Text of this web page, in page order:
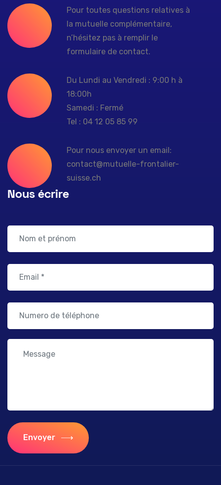
Pour toutes questions relatives à
la mutuelle complémentaire,
n’hésitez pas à remplir le
formulaire de contact.
Du Lundi au Vendredi : 9:00 h à
18:00h
Samedi : Fermé
Tel : 04 12 05 85 99
Pour nous envoyer un email:
contact@mutuelle-frontalier-
suisse.ch
Nous écrire
Envoyer